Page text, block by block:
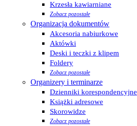
Krzesła kawiarniane
Zobacz pozostałe
Organizacja dokumentów
Akcesoria nabiurkowe
Aktówki
Deski i teczki z klipem
Foldery
Zobacz pozostałe
Organizery i terminarze
Dzienniki korespondencyjne
Książki adresowe
Skorowidze
Zobacz pozostałe